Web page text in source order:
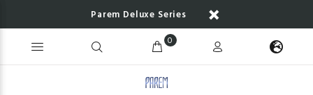
Parem Deluxe Series
0